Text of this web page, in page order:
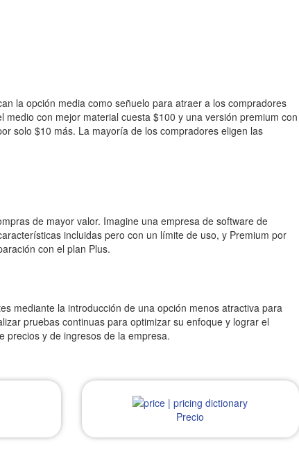
la opción media como señuelo para atraer a los compradores
con mejor material cuesta $100 y una versión premium con
solo $10 más. La mayoría de los compradores eligen las
de mayor valor. Imagine una empresa de software de
incluidas pero con un límite de uso, y Premium por
con el plan Plus.
mediante la introducción de una opción menos atractiva para
pruebas continuas para optimizar su enfoque y lograr el
precios y de ingresos de la empresa.
Precio